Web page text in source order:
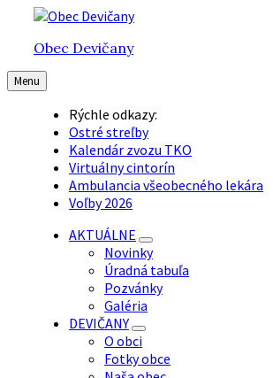
Preskočiť
obsah
Preskočiť
hlavnú
navigáciu
Preskočiť
pätičkuObec Devičany
Menu
Rýchle odkazy:
Ostré streľby
Kalendár zvozu TKO
Virtuálny cintorín
Ambulancia všeobecného lekára
Voľby 2026
AKTUÁLNE
Novinky
Úradná tabuľa
Pozvánky
Galéria
DEVIČANY
O obci
Fotky obce